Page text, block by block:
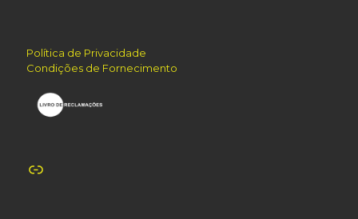
Política de Privacidade
Condições de Fornecimento
Link